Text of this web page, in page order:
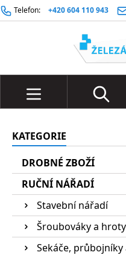
Telefon: +420 604 110 943
KATEGORIE
DROBNÉ ZBOŽÍ
RUČNÍ NÁŘADÍ
Stavební nářadí
Šroubováky a hroty
Sekáče, průbojníky